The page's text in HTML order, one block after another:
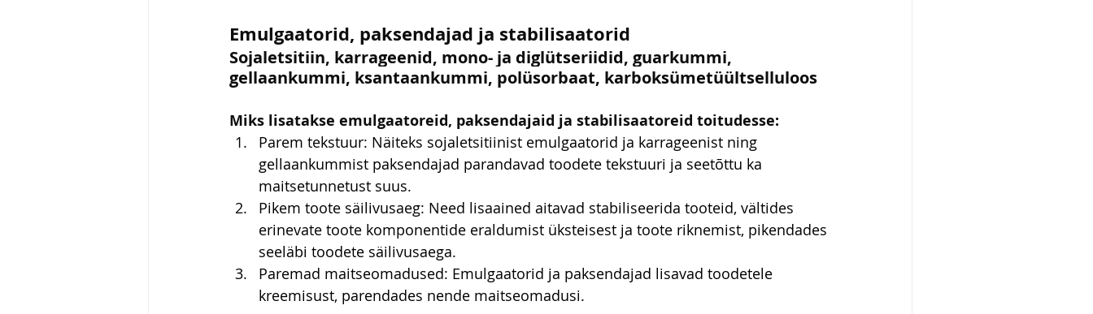
Emulgaatorid, paksendajad ja stabilisaatorid
Sojaletsitiin, karrageenid, mono- ja diglütseriidid, guarkummi,
gellaankummi, ksantaankummi, polüsorbaat, karboksümetüültselluloos
Miks lisatakse emulgaatoreid, paksendajaid ja stabilisaatoreid toitudesse:
Parem tekstuur: Näiteks sojaletsitiinist emulgaatorid ja karrageenist ning
gellaankummist paksendajad parandavad toodete tekstuuri ja seetõttu ka
maitsetunnetust suus.
Pikem toote säilivusaeg: Need lisaained aitavad stabiliseerida tooteid, vältides
erinevate toote komponentide eraldumist üksteisest ja toote riknemist, pikendades
seeläbi toodete säilivusaega.
Paremad maitseomadused: Emulgaatorid ja paksendajad lisavad toodetele
kreemisust, parendades nende maitseomadusi.